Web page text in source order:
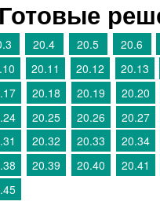
20.4 20.5 20.6
20.11 20.12 20.13
20.18 20.19 20.20
20.25 20.26 20.27
20.32 20.33 20.34
20.39 20.40 20.41